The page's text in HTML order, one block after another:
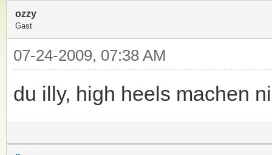
ozzy
Gast
07-24-2009, 07:38 AM
du illy, high heels machen